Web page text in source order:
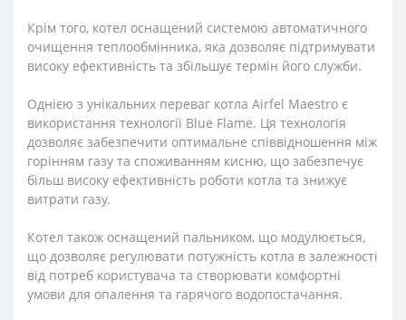
Крім того, котел оснащений системою автоматичного
очищення теплообмінника, яка дозволяє підтримувати
високу ефективність та збільшує термін його служби.
Однією з унікальних переваг котла Airfel Maestro є
використання технології Blue Flame. Ця технологія
дозволяє забезпечити оптимальне співвідношення між
горінням газу та споживанням кисню, що забезпечує
більш високу ефективність роботи котла та знижує
витрати газу.
Котел також оснащений пальником, що модулюється,
що дозволяє регулювати потужність котла в залежності
від потреб користувача та створювати комфортні
умови для опалення та гарячого водопостачання.